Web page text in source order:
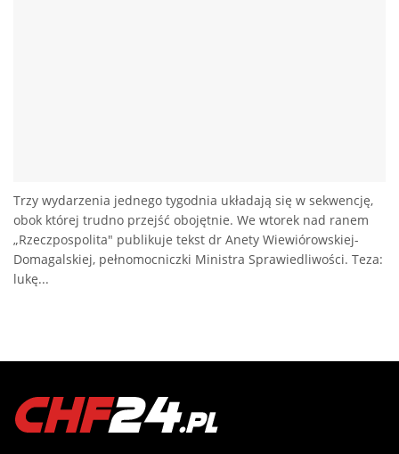
Trzy wydarzenia jednego tygodnia układają się w sekwencję,
obok której trudno przejść obojętnie. We wtorek nad ranem
„Rzeczpospolita" publikuje tekst dr Anety Wiewiórowskiej-
Domagalskiej, pełnomocniczki Ministra Sprawiedliwości. Teza:
lukę...